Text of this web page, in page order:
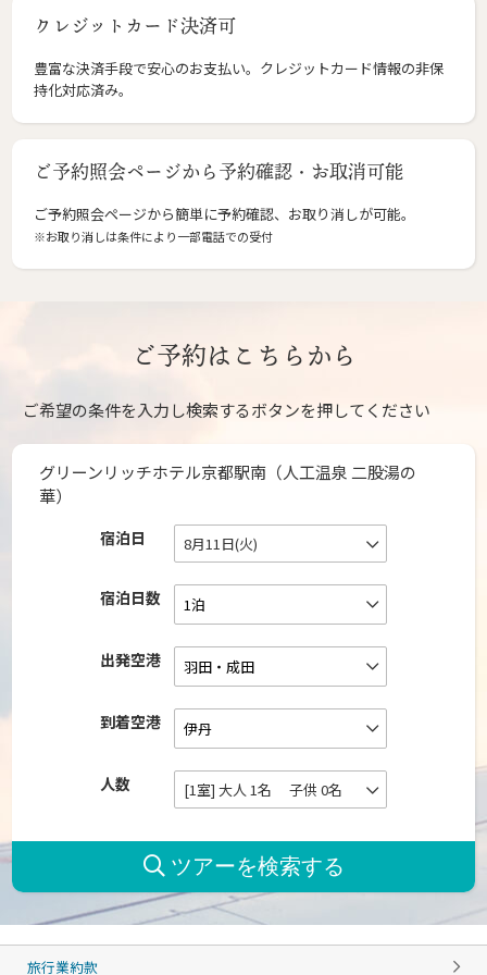
クレジットカード決済可
豊富な決済手段で安心のお支払い。クレジットカード情報の非保
持化対応済み。
ご予約照会ページから予約確認・お取消可能
ご予約照会ページから簡単に予約確認、お取り消しが可能。
※お取り消しは条件により一部電話での受付
ご予約はこちらから
ご希望の条件を入力し検索するボタンを押してください
グリーンリッチホテル京都駅南（人工温泉 二股湯の
華）
宿泊日 8月11日(火)
宿泊日数
出発空港
到着空港
人数 [1室] 大人 1名 子供 0名
旅行業約款